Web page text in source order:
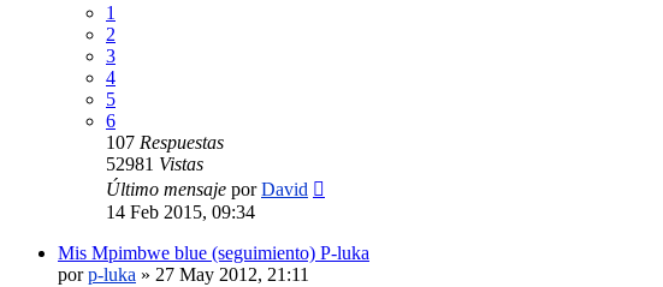
1
2
3
4
5
6
107 Respuestas
52981 Vistas
Último mensaje porDavid
14 Feb 2015, 09:34
Mis Mpimbwe blue (seguimiento) P-luka
porp-luka » 27 May 2012, 21:11